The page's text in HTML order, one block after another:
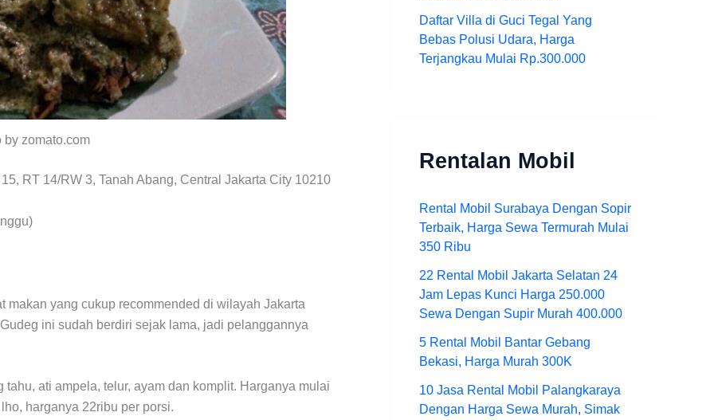
by zomato.com
RT 14/RW 3, Tanah Abang, Central Jakarta City 10210
yang cukup recommended di wilayah Jakarta
ini sudah berdiri sejak lama, jadi pelanggannya
ati ampela, telur, ayam dan komplit. Harganya mulai
harganya 22ribu per porsi.
Daftar Villa di Guci Tegal Yang
Bebas Polusi Udara, Harga
Terjangkau Mulai Rp.300.000
Rentalan Mobil
Rental Mobil Surabaya Dengan Sopir
Terbaik, Harga Sewa Termurah Mulai
350 Ribu
22 Rental Mobil Jakarta Selatan 24
Jam Lepas Kunci Harga 250.000
Sewa Dengan Supir Murah 400.000
5 Rental Mobil Bantar Gebang
Bekasi, Harga Murah 300K
10 Jasa Rental Mobil Palangkaraya
Dengan Harga Sewa Murah, Simak